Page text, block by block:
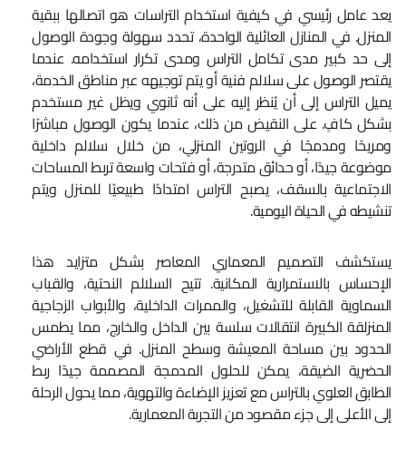
يعد عامل رئيسي في كيفية استخدام التراسات هو اتصالها ببقية
المنزل. في المنازل العائلية الواحدة، تحدد سهولة وجودة الوصول
إلى حد كبير مدى تكامل التراس ومدى تكرار استخدامه. عندما
يقتصر الوصول على سلالم فنية أو يتم توجيهه عبر مناطق الخدمة،
يميل التراس إلى أن يُنظر إليه على أنه ثانوي ويظل غير مستخدم
بشكل كافٍ. على النقيض من ذلك، عندما يكون الوصول مباشرًا
ومريحًا ومدمجًا في الروتين المنزلي، من خلال سلالم داخلية
موضوعة جيدًا، أو حدائق متدرجة، أو فتحات واسعة تربط المساحات
الاجتماعية بالسقف، يصبح التراس امتدادًا طبيعيًا للمنزل ويتم
تنشيطه في الحياة اليومية.
يستكشف التصميم المعماري المعاصر بشكل متزايد هذا
الإحساس بالاستمرارية المكانية. تتيح السلالم النحتية، والقباب
السماوية القابلة للتشغيل، والممرات الداخلية، والأبواب الزجاجية
المنزلقة الكبيرة انتقالات سلسة بين الداخل والخارج، مما يطمس
الحدود بين مساحة المعيشة وسطح المنزل. في قطع الأراضي
الحضرية الضيقة، يمكن للحلول المدمجة المصممة جيدًا ربط
الطابق العلوي بالتراس مع تعزيز الإضاءة والتهوية، مما يحول الرحلة
إلى الأعلى إلى جزء مقصود من التجربة المعمارية.